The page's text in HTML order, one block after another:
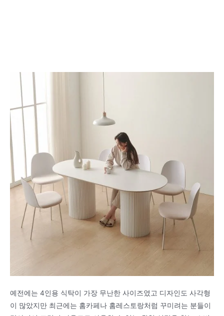
예전에는 4인용 식탁이 가장 무난한 사이즈였고 디자인도 사각형
이 많았지만 최근에는 홈카페나 홈레스토랑처럼 꾸미려는 분들이